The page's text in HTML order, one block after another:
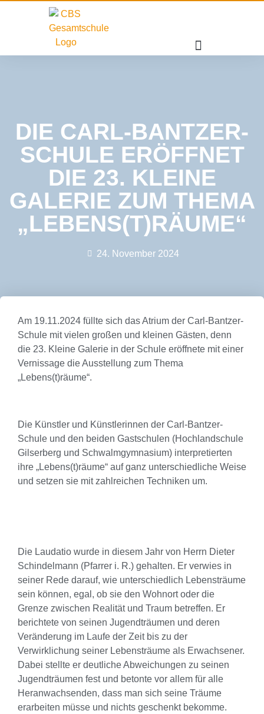
DIE CARL-BANTZER-
SCHULE ERÖFFNET
DIE 23. KLEINE
GALERIE ZUM THEMA
„LEBENS(T)RÄUME“
24. November 2024
Am 19.11.2024 füllte sich das Atrium der Carl-Bantzer-
Schule mit vielen großen und kleinen Gästen, denn
die 23. Kleine Galerie in der Schule eröffnete mit einer
Vernissage die Ausstellung zum Thema
„Lebens(t)räume“.
Die Künstler und Künstlerinnen der Carl-Bantzer-
Schule und den beiden Gastschulen (Hochlandschule
Gilserberg und Schwalmgymnasium) interpretierten
ihre „Lebens(t)räume“ auf ganz unterschiedliche Weise
und setzen sie mit zahlreichen Techniken um.
Die Laudatio wurde in diesem Jahr von Herrn Dieter
Schindelmann (Pfarrer i. R.) gehalten. Er verwies in
seiner Rede darauf, wie unterschiedlich Lebensträume
sein können, egal, ob sie den Wohnort oder die
Grenze zwischen Realität und Traum betreffen. Er
berichtete von seinen Jugendträumen und deren
Veränderung im Laufe der Zeit bis zu der
Verwirklichung seiner Lebensträume als Erwachsener.
Dabei stellte er deutliche Abweichungen zu seinen
Jugendträumen fest und betonte vor allem für alle
Heranwachsenden, dass man sich seine Träume
erarbeiten müsse und nichts geschenkt bekomme.